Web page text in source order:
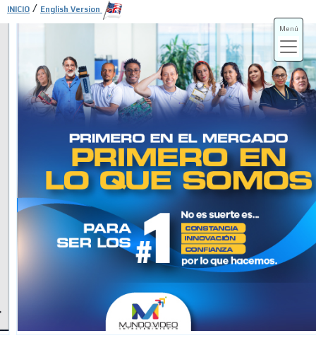
Menú
INICIO / English Version
ADS-3A
ADS-3B